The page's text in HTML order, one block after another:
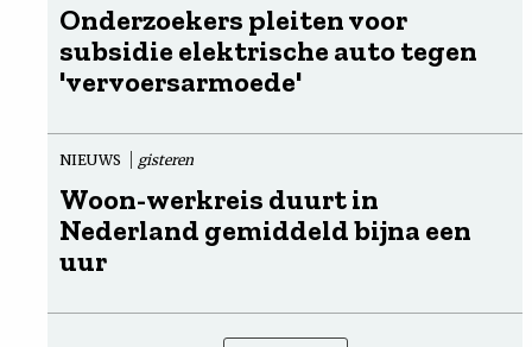
Onderzoekers pleiten voor
subsidie elektrische auto tegen
'vervoersarmoede'
NIEUWS gisteren
Woon-werkreis duurt in
Nederland gemiddeld bijna een
uur